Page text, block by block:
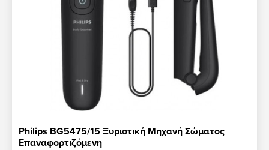
Philips BG5475/15 Ξυριστική Μηχανή Σώματος
Επαναφορτιζόμενη